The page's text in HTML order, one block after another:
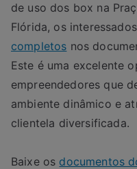
de uso dos box na
Flórida, os
completos nos
Este é uma excelente
empreendedores que
ambiente dinâmico e
clientela diversificada.
Baixe os documentos